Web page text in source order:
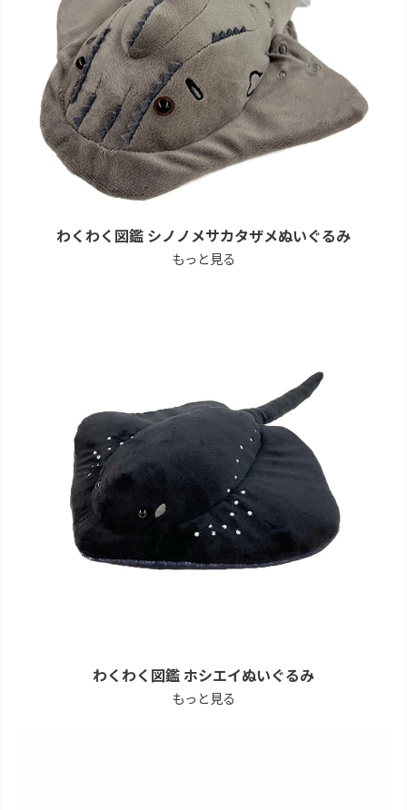
わくわく図鑑 シノノメサカタザメぬいぐるみ
もっと見る
わくわく図鑑 ホシエイぬいぐるみ
もっと見る